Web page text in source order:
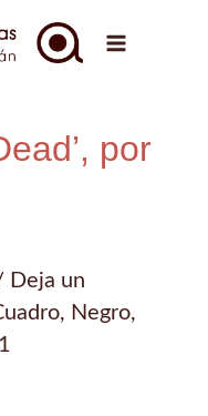
por
Deja un
, Negro,